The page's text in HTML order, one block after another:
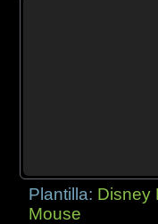
Plantilla: Disney
Mouse